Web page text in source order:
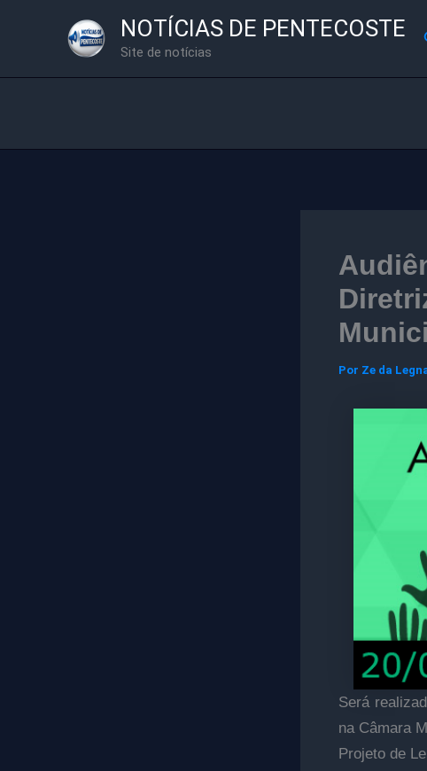
NOTÍCIAS DE PENTECOSTE
Site de notícias
Por Ze da
Será
na Câmara
Projeto de